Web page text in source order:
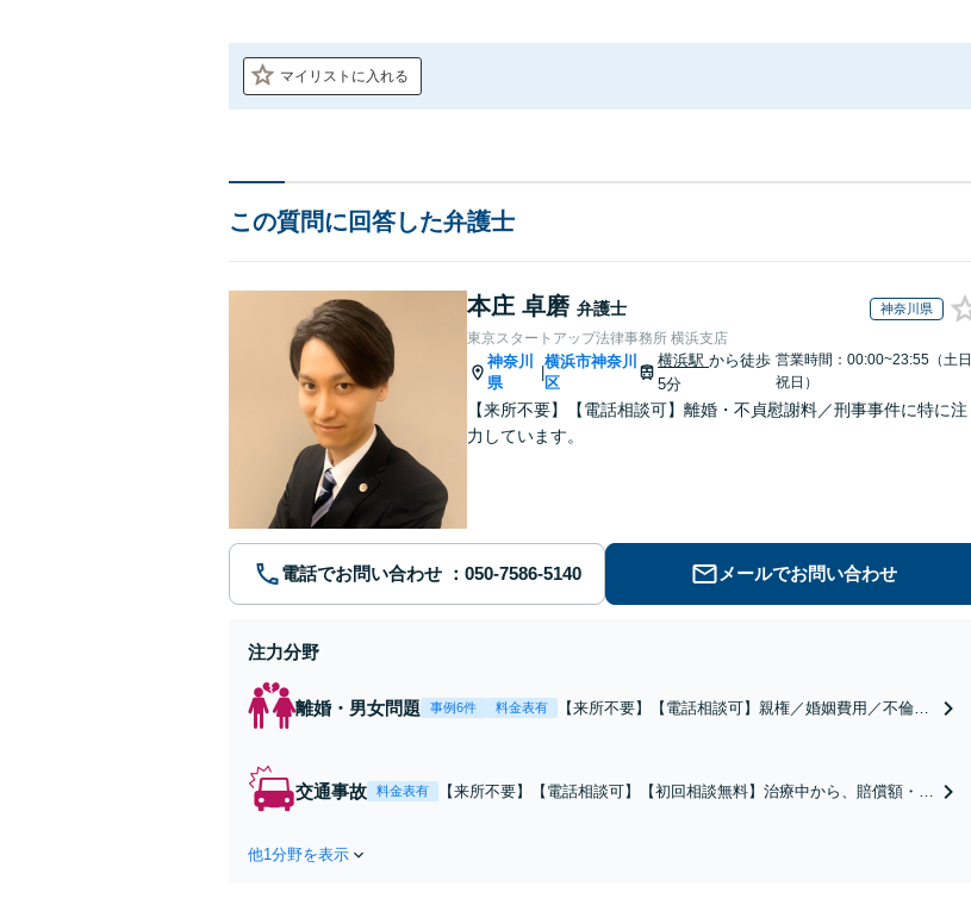
マイリストに入れる
この質問に回答した弁護士
本庄 卓磨 弁護士 神奈川県
東京スタートアップ法律事務所 横浜支店
神奈川
県
横浜市神奈川
区
横浜駅から徒歩
5分
営業時間：00:00~23:55（土日
祝日）
【来所不要】【電話相談可】離婚・不貞慰謝料／刑事事件に特に注
力しています。
電話でお問い合わせ メールでお問い合わせ
注力分野
離婚・男女問題 事例6件 料金表有
【来所不要】【電話相談可】親権／婚姻費用／不倫慰
交通事故 料金表有
【来所不要】【電話相談可】【初回相談無料】治療中から、賠償額・過
他1分野を表示